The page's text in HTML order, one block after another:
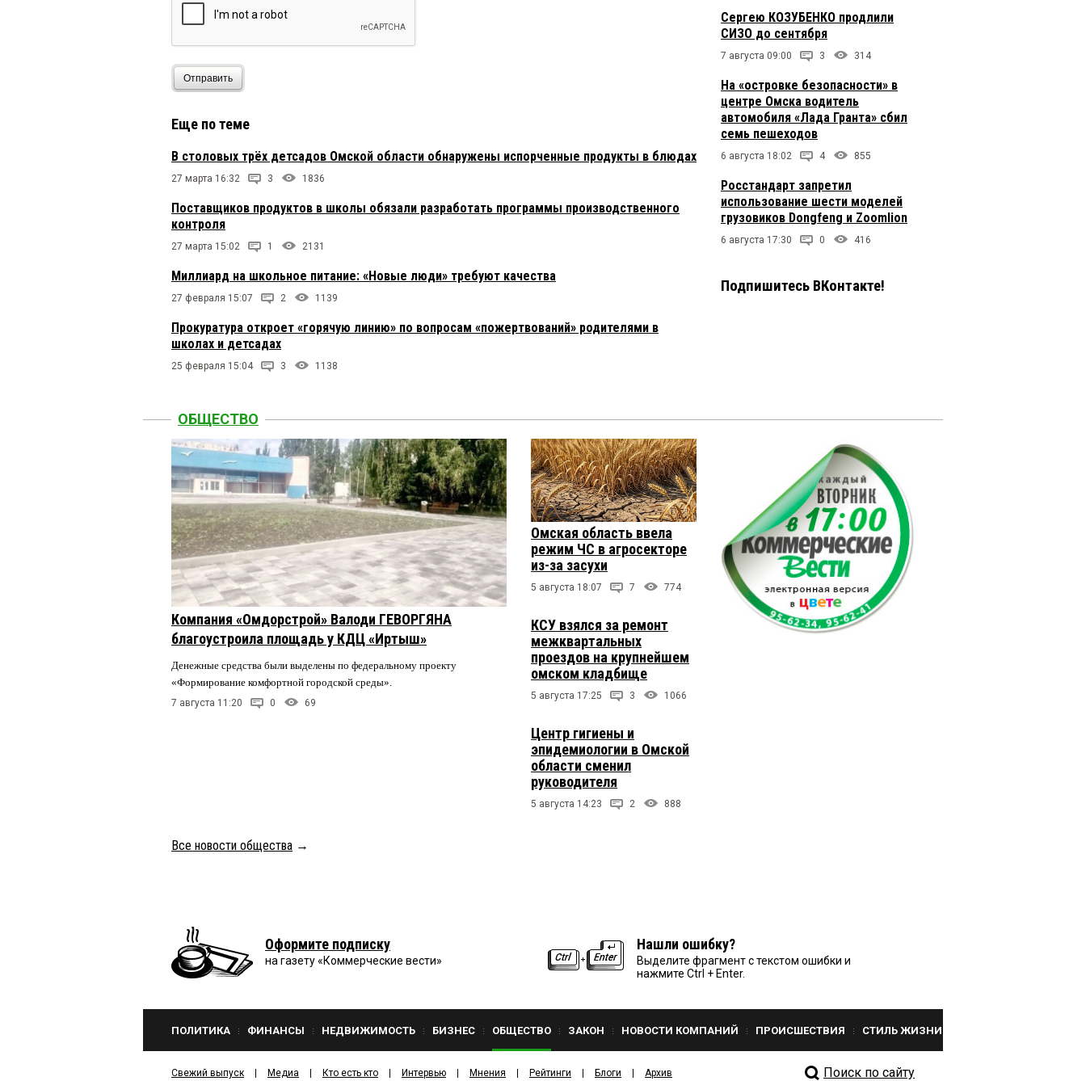
Отправить
Еще по теме
В столовых трёх детсадов Омской области обнаружены испорченные продукты в блюдах
27 марта 16:32 3 1836
Поставщиков продуктов в школы обязали разработать программы производственного
контроля
27 марта 15:02 1 2131
Миллиард на школьное питание: «Новые люди» требуют качества
27 февраля 15:07 2 1139
Прокуратура откроет «горячую линию» по вопросам «пожертвований» родителями в
школах и детсадах
25 февраля 15:04 3 1138
Сергею КОЗУБЕНКО продлили
СИЗО до сентября
7 августа 09:00 3 314
На «островке безопасности» в
центре Омска водитель
автомобиля «Лада Гранта» сбил
семь пешеходов
6 августа 18:02 4 855
Росстандарт запретил
использование шести моделей
грузовиков Dongfeng и Zoomlion
6 августа 17:30 0 416
Подпишитесь ВКонтакте!
ОБЩЕСТВО
Компания «Омдорстрой» Валоди ГЕВОРГЯНА
благоустроила площадь у КДЦ «Иртыш»
Денежные средства были выделены по федеральному проекту
«Формирование комфортной городской среды».
7 августа 11:20 0 69
Омская область ввела
режим ЧС в агросекторе
из-за засухи
5 августа 18:07 7 774
КСУ взялся за ремонт
межквартальных
проездов на крупнейшем
омском кладбище
5 августа 17:25 3 1066
Центр гигиены и
эпидемиологии в Омской
области сменил
руководителя
5 августа 14:23 2 888
Все новости общества →
Оформите подписку
на газету «Коммерческие вести»
Нашли ошибку?
Выделите фрагмент с текстом ошибки и
нажмите Ctrl + Enter.
ПОЛИТИКА ФИНАНСЫ НЕДВИЖИМОСТЬ БИЗНЕС ОБЩЕСТВО ЗАКОН НОВОСТИ КОМПАНИЙ ПРОИСШЕСТВИЯ СТИЛЬ ЖИЗНИ
Свежий выпуск Медиа Кто есть кто Интервью Мнения Рейтинги Блоги Архив Поиск по сайту